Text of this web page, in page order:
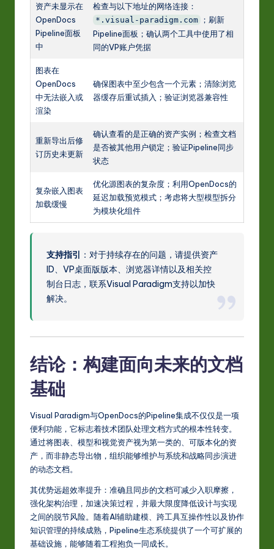
资产未显示在
OpenDocs
Pipeline面板
中
检查与以下地址的网络连接：
*.visual-paradigm.com
；刷新
Pipeline面板；确认两个工具中使用了相
同的VP账户凭据
图表在
OpenDocs
中无法嵌入或
渲染
确保图表中至少包含一个元素；清除浏览
器缓存后重试插入；验证浏览器兼容性
重新导出后修
订历史未更新
确认查看的是正确的资产实例；检查文档
是否被其他用户锁定；验证Pipeline同步
状态
复杂嵌入图表
加载缓慢
优化源图表的复杂度；利用OpenDocs的
延迟加载预览模式；考虑将大型模型拆分
为模块化组件
支持指引 ：对于持续存在的问题，请提供资产
ID、VP桌面版版本、浏览器详情以及相关控
制台日志，联系Visual Paradigm支持以加快
解决。
结论：构建面向未来的文档
基础
Visual Paradigm与OpenDocs的Pipeline集成不仅仅是一项
便利功能，它标志着技术团队处理文档方式的根本性转变。
通过将图表、模型和视觉资产视为第一类的、可版本化的资
产，而非静态导出物，组织能够维护与系统和战略同步演进
的动态文档。
其优势远超效率提升：准确且同步的文档可减少入职摩擦，
强化架构治理，加速决策过程，并最大限度降低设计与实现
之间的脱节风险。随着AI辅助建模、跨工具互操作性以及协作
知识管理的持续成熟，Pipeline生态系统提供了一个可扩展的
基础设施，能够随着工程抱负一同成长。